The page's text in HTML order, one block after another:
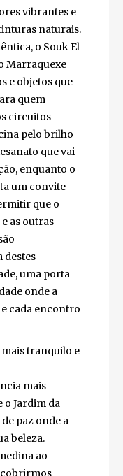
o visitante
cores, de
é um
tapetes e
fazer local.
pela
naturais.
o Souk
ao
antigos
ideal
longe dos
fascina
e pelo
geração em
os
a canela,
Cada
na verdade,
viva da
uma arte
história.